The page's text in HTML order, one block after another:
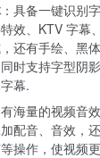
：具备一键识别
效、KTV 字幕
还有手绘、黑
时支持字型阴
幕.
有海量的视频音
配音、音效，
操作，使视频